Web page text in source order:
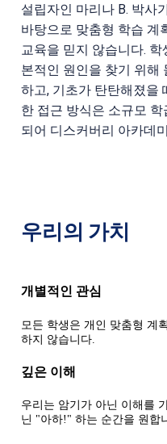
설립자인 마리나 B. 박사
바탕으로 맞춤형 학습 계
교육을 믿지 않습니다.
본적인 원인을 찾기 위해
하고, 기초가 탄탄해졌을
한 접근 방식은 소규모
되어 디스커버리 아카데
우리의 가치
개별적인 관심
모든 학생은 개인 맞춤형 계
하지 않습니다.
깊은 이해
우리는 암기가 아닌 이해를
닌 "아하!" 하는 순간을 원합